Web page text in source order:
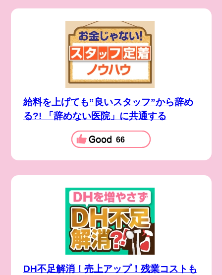
給料を上げても”良いスタッフ”から辞め
る?! 「辞めない医院」に共通する
66
DH不足解消！売上アップ！残業コストも